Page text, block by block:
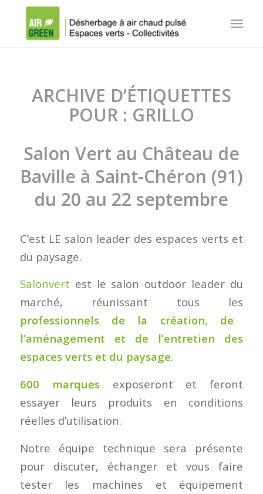
ARCHIVE D’ÉTIQUETTES
POUR : GRILLO
Salon Vert au Château de
Baville à Saint-Chéron (91)
du 20 au 22 septembre
C’est LE salon leader des espaces verts et
du paysage.
Salonvert est le salon outdoor leader du
marché, réunissant tous les
professionnels de la création, de
l’aménagement et de l’entretien des
espaces verts et du paysage.
600 marques exposeront et feront
essayer leurs produits en conditions
réelles d’utilisation.
Notre équipe technique sera présente
pour discuter, échanger et vous faire
tester les machines et équipement